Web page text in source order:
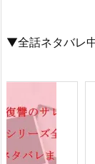
▼全話ネタバレ